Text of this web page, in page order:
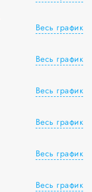
Весь график
Весь график
Весь график
Весь график
Весь график
Весь график